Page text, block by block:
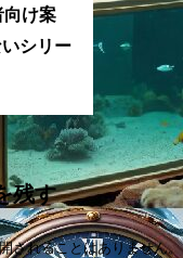
け案
シリー
残す
されることはありません。